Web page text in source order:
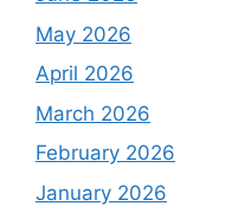
May 2026
April 2026
March 2026
February 2026
January 2026